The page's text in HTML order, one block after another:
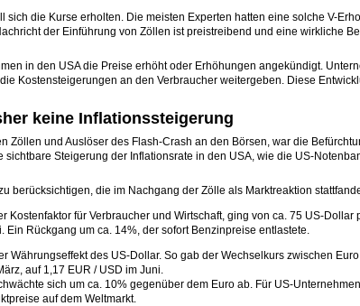
sich die Kurse erholten. Die meisten Experten hatten eine solche V-
der Einführung von Zöllen ist preistreibend und eine wirkliche
in den USA die Preise erhöht oder Erhöhungen angekündigt.
Kostensteigerungen an den Verbraucher weitergeben. Diese
keine Inflationssteigerung
Zöllen und Auslöser des Flash-Crash an den Börsen, war die
sichtbare Steigerung der Inflationsrate in den USA, wie die US-
berücksichtigen, die im Nachgang der Zölle als Marktreaktion
Kostenfaktor für Verbraucher und Wirtschaft, ging von ca. 75 US-Dollar
Ein Rückgang um ca. 14%, der sofort Benzinpreise entlastete.
Währungseffekt des US-Dollar. So gab der Wechselkurs zwischen
auf 1,17 EUR / USD im Juni.
sich um ca. 10% gegenüber dem Euro ab. Für US-
auf dem Weltmarkt.